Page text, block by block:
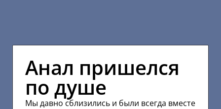
Анал пришелся
по душе
Мы давно сблизились и были всегда вместе